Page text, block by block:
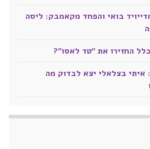
בואי והפחד מקאמבק: ליסה
החזירו את "טד לאסו"?
איתי בצלאלי יצא לבדוק מה